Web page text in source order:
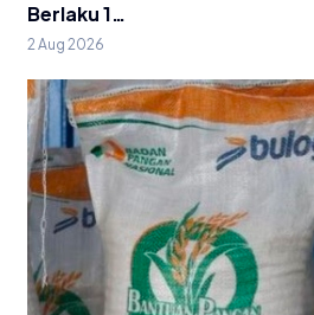
Berlaku 1…
2 Aug 2026